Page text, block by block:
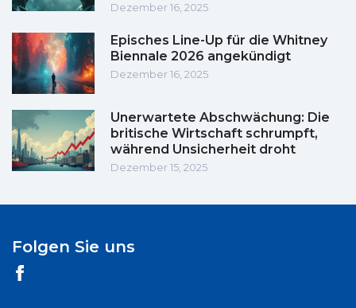
Dezember 16, 2025
Episches Line-Up für die Whitney
Biennale 2026 angekündigt
Dezember 16, 2025
Unerwartete Abschwächung: Die
britische Wirtschaft schrumpft,
während Unsicherheit droht
Dezember 15, 2025
Folgen Sie uns